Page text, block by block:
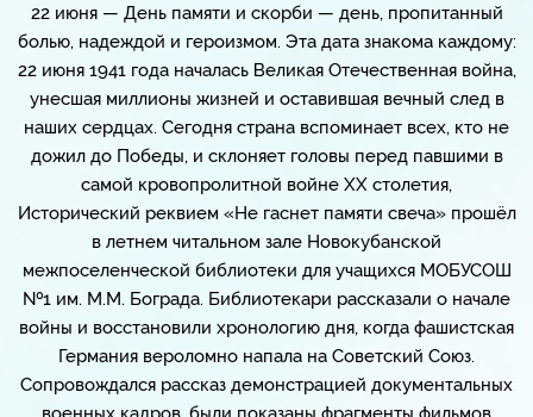
22 июня — День памяти и скорби — день, пропитанный
болью, надеждой и героизмом. Эта дата знакома каждому:
22 июня 1941 года началась Великая Отечественная война,
унесшая миллионы жизней и оставившая вечный след в
наших сердцах. Сегодня страна вспоминает всех, кто не
дожил до Победы, и склоняет головы перед павшими в
самой кровопролитной войне XX столетия,
Исторический реквием «Не гаснет памяти свеча» прошёл
в летнем читальном зале Новокубанской
межпоселенческой библиотеки для учащихся МОБУСОШ
№1 им. М.М. Бограда. Библиотекари рассказали о начале
войны и восстановили хронологию дня, когда фашистская
Германия вероломно напала на Советский Союз.
Сопровождался рассказ демонстрацией документальных